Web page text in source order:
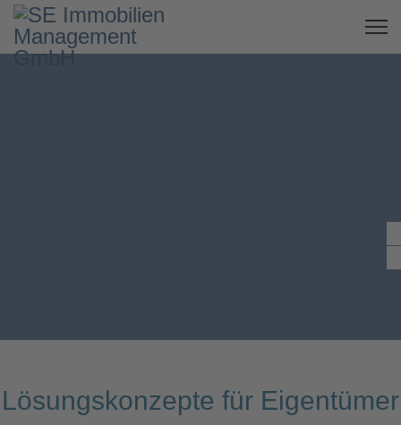
Lösungskonzepte für Eigentümer